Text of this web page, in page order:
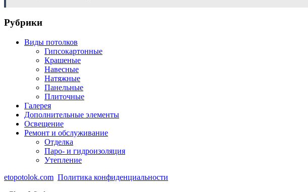
Рубрики
Виды потолков
Гипсокартонные
Крашеные
Навесные
Натяжные
Панельные
Плиточные
Галерея
Дополнительные элементы
Освещение
Ремонт и обслуживание
Отделка
Паро- и гидроизоляция
Утепление
etopotolok.com Политика конфиденциальности